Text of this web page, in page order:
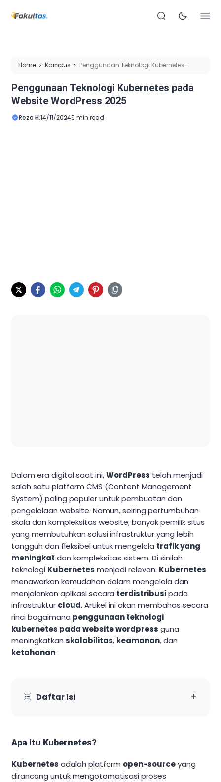
Home Kampus
Penggunaan Teknologi Kubernetes
Penggunaan Teknologi Kubernetes pada
Website WordPress 2025
Reza H.14/11/20245 min read
Dalam era digital saat ini,WordPress telah menjadi
salah satu platform CMS (Content Management
System) paling populer untuk pembuatan dan
pengelolaan website. Namun, seiring pertumbuhan
skala dan kompleksitas website, banyak pemilik situs
yang membutuhkan solusi infrastruktur yang lebih
tangguh dan fleksibel untuk mengelola trafik yang
meningkat dan kompleksitas sistem. Di sinilah
teknologi Kubernetes menjadi relevan. Kubernetes
menawarkan kemudahan dalam mengelola dan
menjalankan aplikasi secara terdistribusipada
infrastruktur cloud. Artikel ini akan membahas secara
rinci bagaimana penggunaan teknologi
kubernetes pada website wordpress guna
meningkatkan skalabilitas, keamanan, dan
ketahanan.
Daftar Isi +
Apa Itu Kubernetes?
Kubernetes adalah platform open-sourceyang
dirancang untuk mengotomatisasi proses